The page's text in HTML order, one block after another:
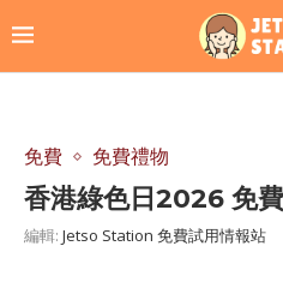
免費 免費禮物
香港綠色日2026 免
編輯: Jetso Station 免費試用情報站